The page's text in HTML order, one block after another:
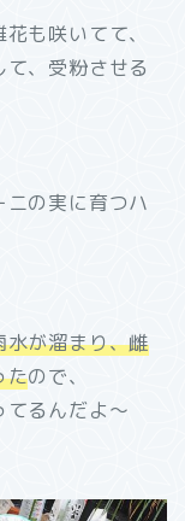
も咲いてて、
、受粉させる
ニの実に育つハ
水が溜まり、雌
たので、
るんだよ～